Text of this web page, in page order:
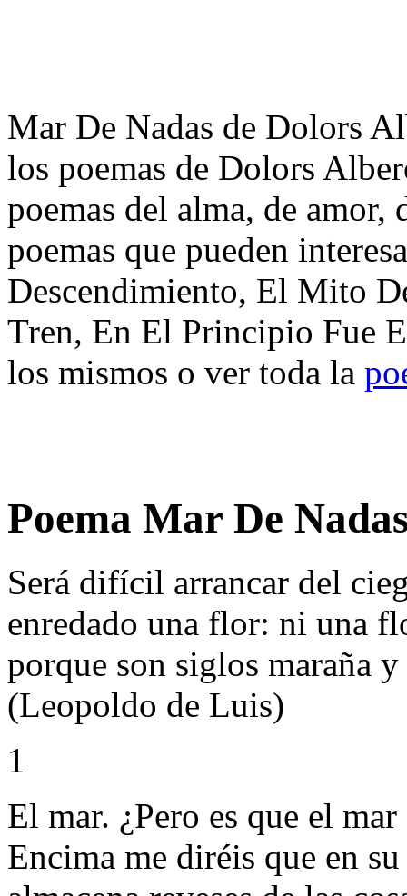
Mar De Nadas de Dolors
los poemas de Dolors
poemas del alma, de
poemas que pueden
Descendimiento, El Mito
Tren, En El Principio Fue
los mismos o ver toda la
Poema Mar De
Será difícil arrancar del
enredado una flor: ni una
porque son siglos maraña
(Leopoldo de Luis)
1
El mar. ¿Pero es que el mar
Encima me diréis que en